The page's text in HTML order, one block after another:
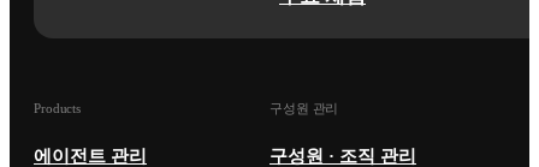
Products
에이전트 관리
구성원 관리
구성원 · 조직 관리